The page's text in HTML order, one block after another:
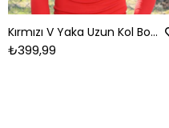
Kırmızı V Yaka Uzun Kol Body
₺399,99